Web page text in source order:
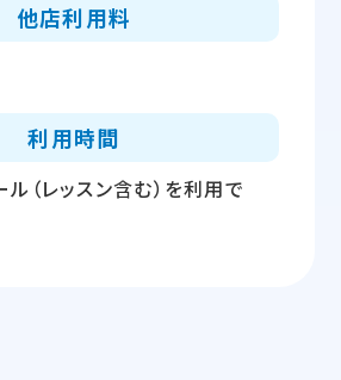
他店利用料
利用時間
（レッスン含む）を利用で